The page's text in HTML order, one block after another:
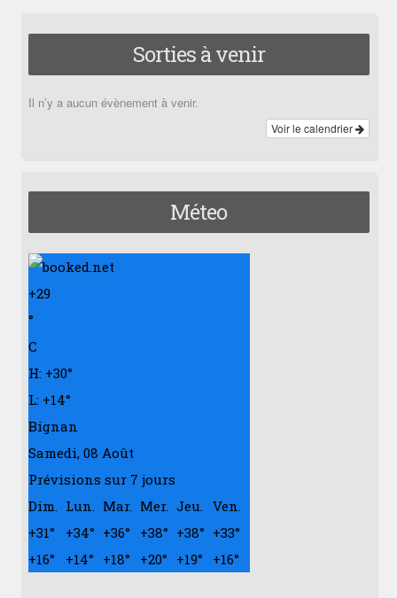
Sorties à venir
Il n’y a aucun évènement à venir.
Voir le calendrier
Méteo
+29
°
C
H: +30°
L: +14°
Bignan
Samedi, 08 Août
Prévisions sur 7 jours
Dim. Lun. Mar. Mer. Jeu. Ven.
+31° +34° +36° +38° +38° +33°
+16° +14° +18° +20° +19° +16°